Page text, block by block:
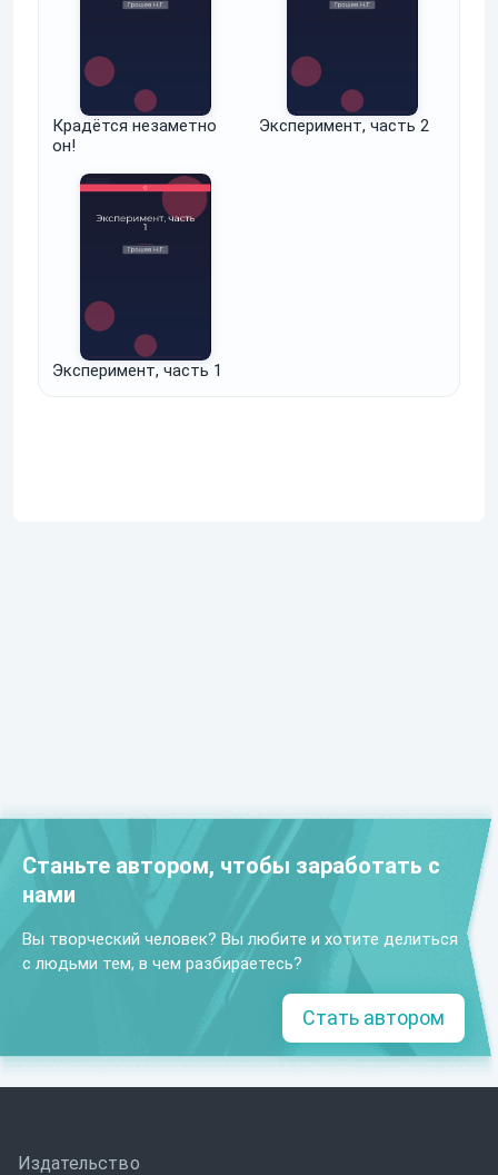
Крадётся незаметно
он!
Эксперимент, часть 2
Эксперимент, часть 1
Станьте автором, чтобы заработать с
нами
Вы творческий человек? Вы любите и хотите делиться
с людьми тем, в чем разбираетесь?
Стать автором
Издательство